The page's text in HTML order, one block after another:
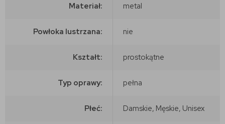
Materiał: metal
Powłoka lustrzana: nie
Kształt: prostokątne
Typ oprawy: pełna
Płeć: Damskie, Męskie, Unisex